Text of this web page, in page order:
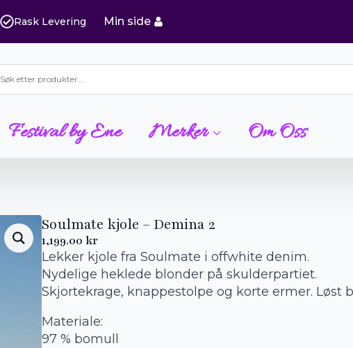
Rask Levering Min side
Festival by Ene Merker Om Oss
Soulmate kjole – Demina 2
1,199.00 kr
Lekker kjole fra Soulmate i offwhite denim.
Nydelige heklede blonder på skulderpartiet.
Skjortekrage, knappestolpe og korte ermer. Løst
Materiale:
97 % bomull